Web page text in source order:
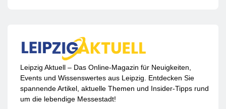
Leipzig Aktuell – Das Online-Magazin für Neuigkeiten,
Events und Wissenswertes aus Leipzig. Entdecken Sie
spannende Artikel, aktuelle Themen und Insider-Tipps rund
um die lebendige Messestadt!